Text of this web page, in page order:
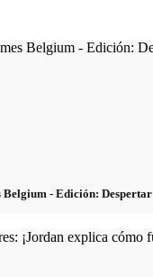
- Edición: